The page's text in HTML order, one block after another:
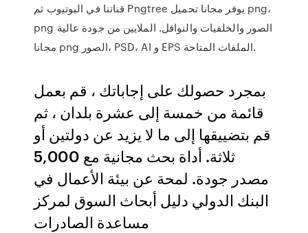
قناتنا في اليوتيوب ثم Pngtree يوفر مجانا تحميل png،
png الصور والخلفيات والنواقل. الملايين من جودة عالية
مجانا png الصور، PSD، AI و EPS الملفات المتاحة.
بمجرد حصولك على إجاباتك ، قم بعمل
قائمة من خمسة إلى عشرة بلدان ، ثم
قم بتضييقها إلى ما لا يزيد عن دولتين أو
ثلاثة. أداة بحث مجانية مع 5,000
مصدر جودة. لمحة عن بيئة الأعمال في
البنك الدولي دليل أبحاث السوق لمركز
مساعدة الصادرات